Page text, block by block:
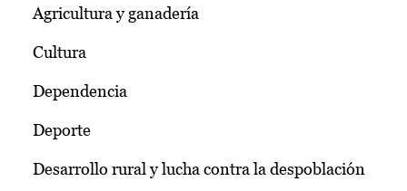
Agricultura y ganadería
Cultura
Dependencia
Deporte
Desarrollo rural y lucha contra la despoblación